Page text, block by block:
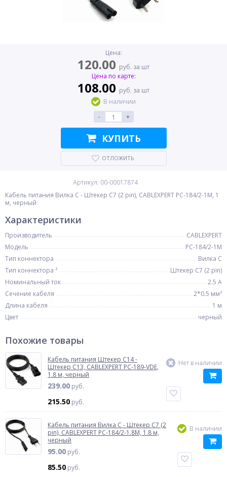
Цена:
120.00 руб. за шт
Цена по карте:
108.00 руб. за шт
В наличии
-
+
КУПИТЬ
ОТЛОЖИТЬ
Артикул: 00-00017874
Кабель питания Вилка C - Штекер C7 (2 pin), CABLEXPERT PC-184/2-1М, 1
м, черный
Характеристики
Производитель
CABLEXPERT
Модель
PC-184/2-1М
Тип коннектора
Вилка C
Тип коннектора ²
Штекер C7 (2 pin)
Номинальный ток
2.5 А
Сечение кабеля
2*0.5 мм²
Длина кабеля
1 м
Цвет
черный
Похожие товары
Кабель питания Штекер C14 -
Штекер C13, CABLEXPERT PC-189-VDE,
1.8 м, черный
239.00 руб.
215.50 руб.
Нет в наличии
Кабель питания Вилка C - Штекер C7 (2
pin), CABLEXPERT PC-184/2-1.8М, 1.8 м,
черный
95.00 руб.
85.50 руб.
В наличии